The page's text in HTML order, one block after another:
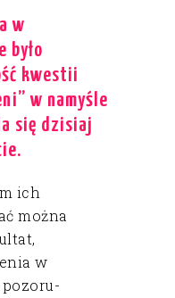
w
było
kwestii
w namyśle
się dzisiaj
ich
można
w